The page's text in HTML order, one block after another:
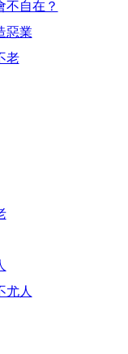
不自在？
惡業
老
尤人